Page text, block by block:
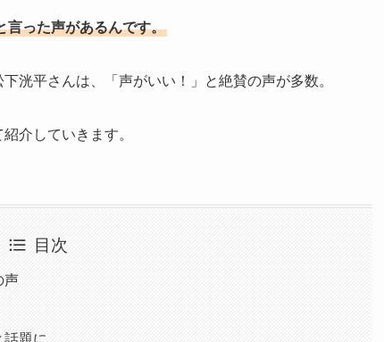
言った声があるんです。
洸平さんは、「声がいい！」と絶賛の声が多数。
介していきます。
目次
声
題に